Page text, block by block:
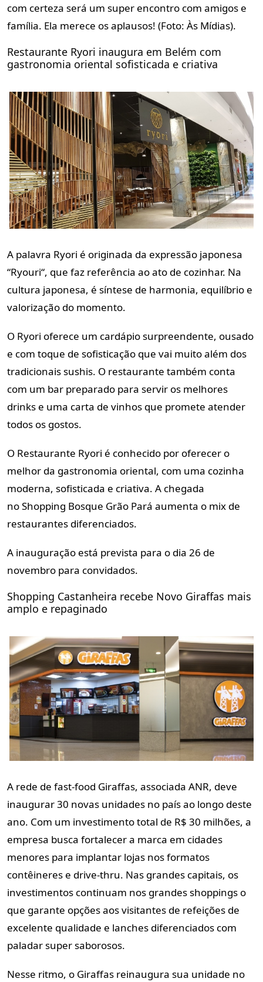
com certeza será um super encontro com amigos e
família. Ela merece os aplausos! (Foto: Às Mídias).
Restaurante Ryori inaugura em Belém com
gastronomia oriental sofisticada e criativa
A palavra Ryori é originada da expressão japonesa
“Ryouri“, que faz referência ao ato de cozinhar. Na
cultura japonesa, é síntese de harmonia, equilíbrio e
valorização do momento.
O Ryori oferece um cardápio surpreendente, ousado
e com toque de sofisticação que vai muito além dos
tradicionais sushis. O restaurante também conta
com um bar preparado para servir os melhores
drinks e uma carta de vinhos que promete atender
todos os gostos.
O Restaurante Ryori é conhecido por oferecer o
melhor da gastronomia oriental, com uma cozinha
moderna, sofisticada e criativa. A chegada
noShopping Bosque Grão Pará aumenta o mix de
restaurantes diferenciados.
A inauguração está prevista para o dia 26 de
novembro para convidados.
Shopping Castanheira recebe Novo Giraffas mais
amplo e repaginado
A rede de fast-food Giraffas, associada ANR, deve
inaugurar 30 novas unidades no país ao longo deste
ano. Com um investimento total de R$ 30 milhões, a
empresa busca fortalecer a marca em cidades
menores para implantar lojas nos formatos
contêineres e drive-thru. Nas grandes capitais, os
investimentos continuam nos grandes shoppings o
que garante opções aos visitantes de refeições de
excelente qualidade e lanches diferenciados com
paladar super saborosos.
Nesse ritmo, o Giraffas reinaugura sua unidade no